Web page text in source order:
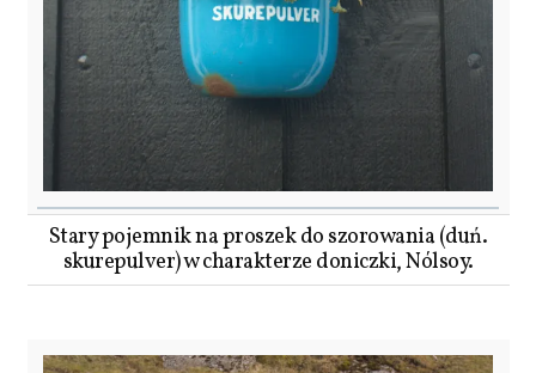
Stary pojemnik na proszek do szorowania (duń.
skurepulver) w charakterze doniczki, Nólsoy.